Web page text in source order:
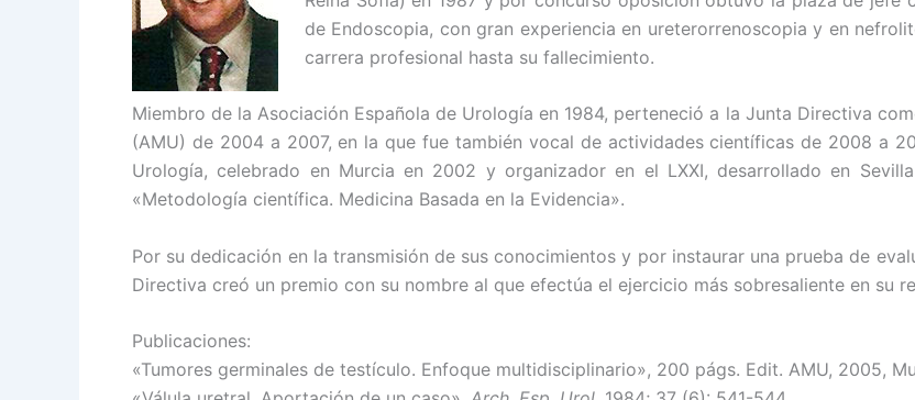
de Endoscopia, con gran experiencia en ureterorrenoscopia y en
carrera profesional hasta su fallecimiento.
Miembro de la Asociación Española de Urología en 1984, perteneció a la Junta Directiva
(AMU) de 2004 a 2007, en la que fue también vocal de actividades científicas de 2008 a
Urología, celebrado en Murcia en 2002 y organizador en el LXXI, desarrollado en
«Metodología científica. Medicina Basada en la Evidencia».
Por su dedicación en la transmisión de sus conocimientos y por instaurar una prueba de
Directiva creó un premio con su nombre al que efectúa el ejercicio más sobresaliente en su
Publicaciones:
«Tumores germinales de testículo. Enfoque multidisciplinario», 200 págs. Edit. AMU, 2005,